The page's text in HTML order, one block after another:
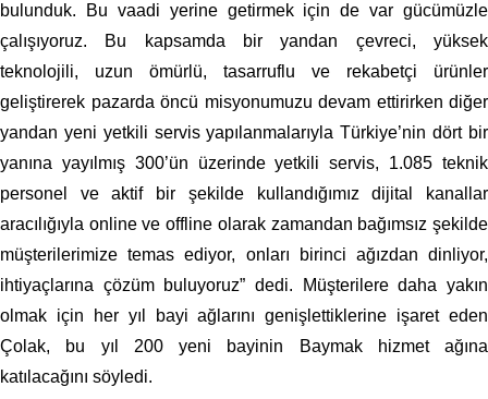
bulunduk. Bu vaadi yerine getirmek için de var gücümüzle
çalışıyoruz. Bu kapsamda bir yandan çevreci, yüksek
teknolojili, uzun ömürlü, tasarruflu ve rekabetçi ürünler
geliştirerek pazarda öncü misyonumuzu devam ettirirken diğer
yandan yeni yetkili servis yapılanmalarıyla Türkiye’nin dört bir
yanına yayılmış 300’ün üzerinde yetkili servis, 1.085 teknik
personel ve aktif bir şekilde kullandığımız dijital kanallar
aracılığıyla online ve offline olarak zamandan bağımsız şekilde
müşterilerimize temas ediyor, onları birinci ağızdan dinliyor,
ihtiyaçlarına çözüm buluyoruz” dedi. Müşterilere daha yakın
olmak için her yıl bayi ağlarını genişlettiklerine işaret eden
Çolak, bu yıl 200 yeni bayinin Baymak hizmet ağına
katılacağını söyledi.